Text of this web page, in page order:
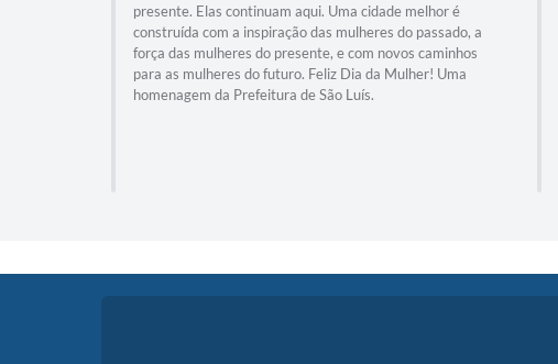
presente. Elas continuam aqui. Uma cidade melhor é
construída com a inspiração das mulheres do passado, a
força das mulheres do presente, e com novos caminhos
para as mulheres do futuro. Feliz Dia da Mulher! Uma
homenagem da Prefeitura de São Luís.